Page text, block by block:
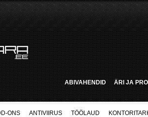
ABIVAHENDID ÄRI JA
ONS ANTIVIIRUS TÖÖLAUD